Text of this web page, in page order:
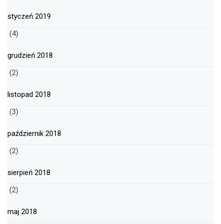
styczeń 2019
(4)
grudzień 2018
(2)
listopad 2018
(3)
październik 2018
(2)
sierpień 2018
(2)
maj 2018